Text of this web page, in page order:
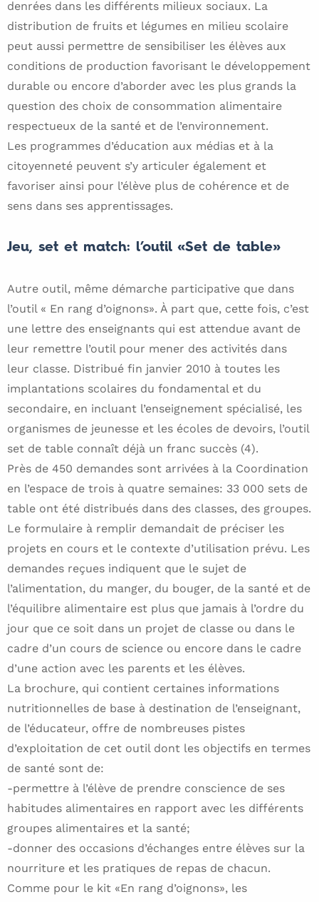
denrées dans les différents milieux sociaux. La
distribution de fruits et légumes en milieu scolaire
peut aussi permettre de sensibiliser les élèves aux
conditions de production favorisant le développement
durable ou encore d’aborder avec les plus grands la
question des choix de consommation alimentaire
respectueux de la santé et de l’environnement.
Les programmes d’éducation aux médias et à la
citoyenneté peuvent s’y articuler également et
favoriser ainsi pour l’élève plus de cohérence et de
sens dans ses apprentissages.
Jeu, set et match: l’outil «Set de table»
Autre outil, même démarche participative que dans
l’outil « En rang d’oignons». À part que, cette fois, c’est
une lettre des enseignants qui est attendue avant de
leur remettre l’outil pour mener des activités dans
leur classe. Distribué fin janvier 2010 à toutes les
implantations scolaires du fondamental et du
secondaire, en incluant l’enseignement spécialisé, les
organismes de jeunesse et les écoles de devoirs, l’outil
set de table connaît déjà un franc succès (4).
Près de 450 demandes sont arrivées à la Coordination
en l’espace de trois à quatre semaines: 33 000 sets de
table ont été distribués dans des classes, des groupes.
Le formulaire à remplir demandait de préciser les
projets en cours et le contexte d’utilisation prévu. Les
demandes reçues indiquent que le sujet de
l’alimentation, du manger, du bouger, de la santé et de
l’équilibre alimentaire est plus que jamais à l’ordre du
jour que ce soit dans un projet de classe ou dans le
cadre d’un cours de science ou encore dans le cadre
d’une action avec les parents et les élèves.
La brochure, qui contient certaines informations
nutritionnelles de base à destination de l’enseignant,
de l’éducateur, offre de nombreuses pistes
d’exploitation de cet outil dont les objectifs en termes
de santé sont de:
-permettre à l’élève de prendre conscience de ses
habitudes alimentaires en rapport avec les différents
groupes alimentaires et la santé;
-donner des occasions d’échanges entre élèves sur la
nourriture et les pratiques de repas de chacun.
Comme pour le kit «En rang d’oignons», les